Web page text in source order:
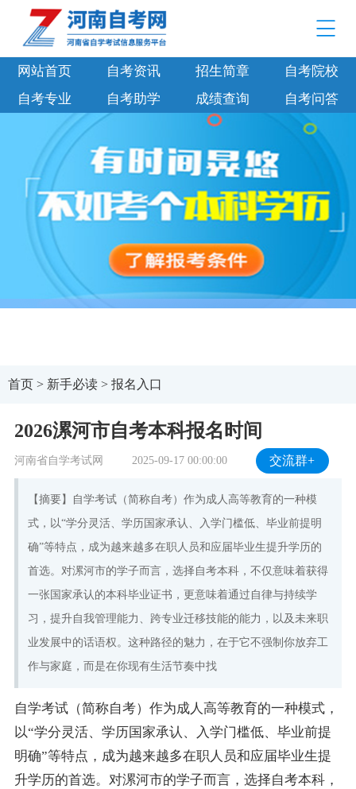
网站首页 自考资讯 招生简章
自考院校
自考专业
自考助学 成绩查询 自考问答
首页> 新手必读> 报名入口
2026漯河市自考本科报名时间
河南省自学考试网 2025-09-17 00:00:00 交流群+
【摘要】自学考试（简称自考）作为成人高等教育的一种模
式，以“学分灵活、学历国家承认、入学门槛低、毕业前提明
确”等特点，成为越来越多在职人员和应届毕业生提升学历的
首选。对漯河市的学子而言，选择自考本科，不仅意味着获得
一张国家承认的本科毕业证书，更意味着通过自律与持续学
习，提升自我管理能力、跨专业迁移技能的能力，以及未来职
业发展中的话语权。这种路径的魅力，在于它不强制你放弃工
作与家庭，而是在你现有生活节奏中找
自学考试（简称自考）作为成人高等教育的一种模式，
以“学分灵活、学历国家承认、入学门槛低、毕业前提
明确”等特点，成为越来越多在职人员和应届毕业生提
升学历的首选。对漯河市的学子而言，选择自考本科，